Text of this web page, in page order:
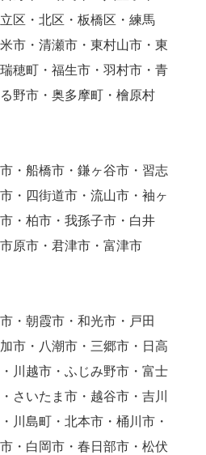
区・北区・板橋区・練馬
市・清瀬市・東村山市・東
穂町・福生市・羽村市・青
野市・奥多摩町・檜原村
・船橋市・鎌ヶ谷市・習志
・四街道市・流山市・袖ヶ
・柏市・我孫子市・白井
原市・君津市・富津市
・朝霞市・和光市・戸田
市・八潮市・三郷市・日高
川越市・ふじみ野市・富士
さいたま市・越谷市・吉川
川島町・北本市・桶川市・
・白岡市・春日部市・松伏